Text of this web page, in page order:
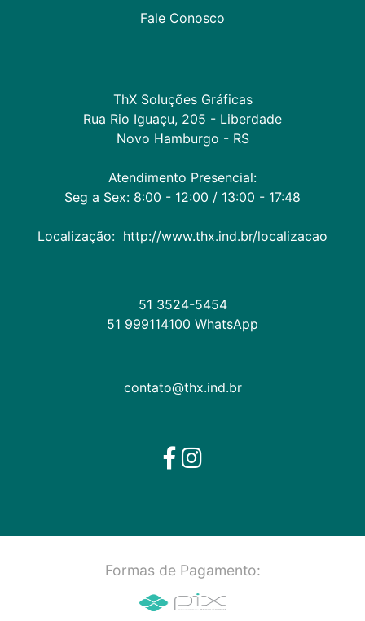
Fale Conosco
ThX Soluções Gráficas
Rua Rio Iguaçu, 205 - Liberdade
Novo Hamburgo - RS
Atendimento Presencial:
Seg a Sex: 8:00 - 12:00 / 13:00 - 17:48
Localização:  http://www.thx.ind.br/localizacao
51 3524-5454
51 999114100 WhatsApp
contato@thx.ind.br
Formas de Pagamento: